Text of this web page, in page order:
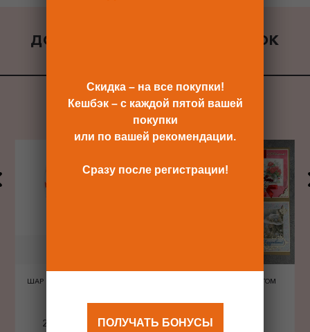
ДОБАВИТЬ К ЗАКАЗУ ПОДАРОК
ШАР ШЕЛКОГРАФИЯ СЕРДЦА
240 Р
ОТКРЫТКА С КОНВЕРТОМ
480 Р
Скидка – на все покупки!
Кешбэк – с каждой пятой вашей
покупки
или по вашей рекомендации.
Сразу после регистрации!
ПОЛУЧАТЬ БОНУСЫ